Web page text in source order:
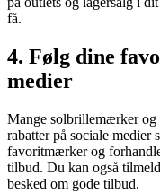
få.
4. Følg dine
medier
Mange solbrillemærker og
rabatter på sociale medier
favoritmærker og
tilbud. Du kan også
besked om gode tilbud.